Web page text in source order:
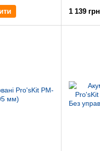
1 139 грн